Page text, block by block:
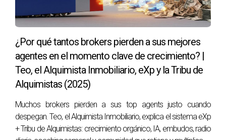
cobra caro”.
Conclusión
Reclutar agentes de calidad en un mercado saturado no se
consigue con discursos de cifras ni con insistencia. Se
consigue con un modelo que parte de dentro hacia fuera:
primero conocerse, después transformarse, y
finalmente transformar el mundo exterior. Este principio,
que aplican tantoeXp Realtycomo losAlquimistas
¿Por qué tantos brokers pierden a sus mejores
agentes en el momento clave de crecimiento? |
Teo, el Alquimista Inmobiliario, eXp y la Tribu de
Alquimistas (2025)
Muchos brokers pierden a sus top agents justo cuando
despegan. Teo, el Alquimista Inmobiliario, explica el sistema eXp
+ Tribu de Alquimistas: crecimiento orgánico, IA, embudos, radio